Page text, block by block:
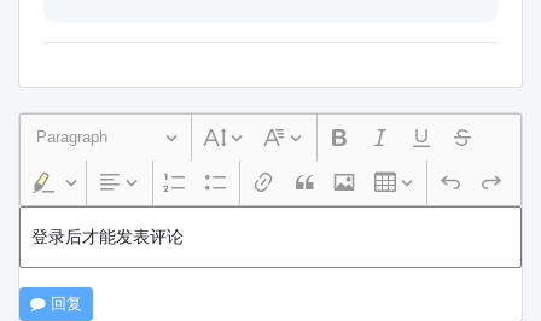
Paragraph
登录后才能发表评论
回复